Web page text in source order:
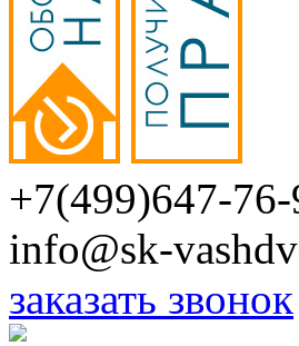
+7(499)647-
info@sk-
заказать звонок